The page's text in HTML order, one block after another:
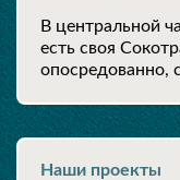
В центральной
есть своя
опосредованно,
Наши проекты